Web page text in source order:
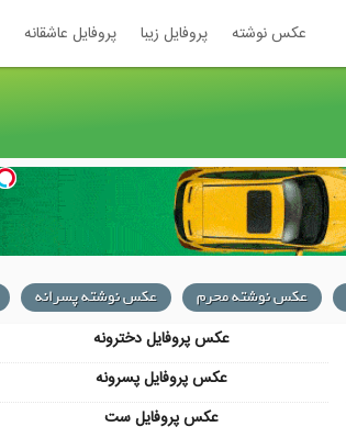
عکس نوشته پروفایل زیبا پروفایل عاشقانه
عکس نوشته محرم عکس نوشته پسرانه
عکس پروفایل دخترونه
عکس پروفایل پسرونه
عکس پروفایل ست